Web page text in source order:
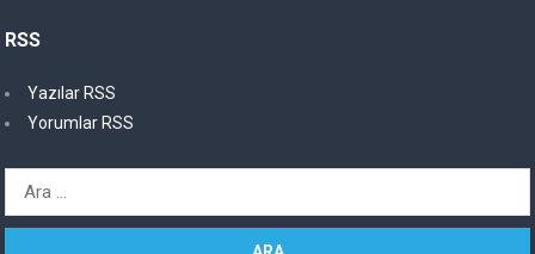
RSS
Yazılar RSS
Yorumlar RSS
Arama: